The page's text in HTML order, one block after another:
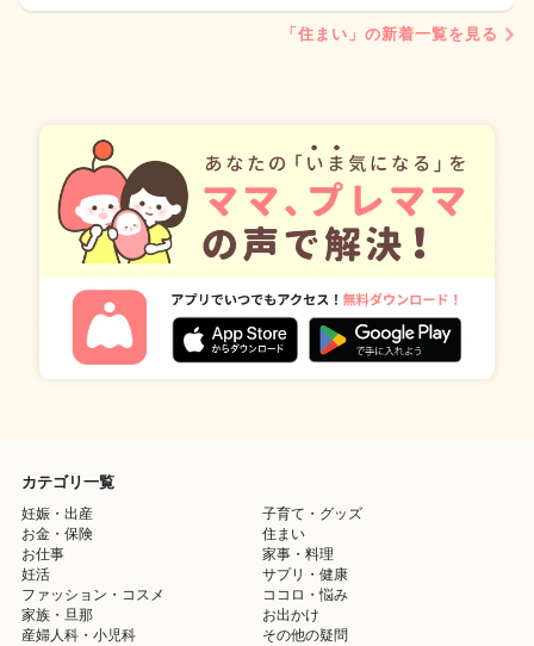
「住まい」の新着一覧を見る
カテゴリ一覧
妊娠・出産
子育て・グッズ
お金・保険
住まい
お仕事
家事・料理
妊活
サプリ・健康
ファッション・コスメ
ココロ・悩み
家族・旦那
お出かけ
産婦人科・小児科
その他の疑問